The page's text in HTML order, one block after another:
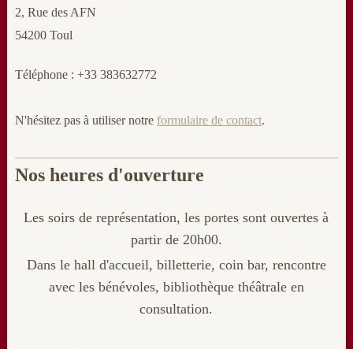
2, Rue des AFN
54200 Toul
Téléphone : +33 383632772
N'hésitez pas à utiliser notre formulaire de contact.
Nos heures d'ouverture
Les soirs de représentation, les portes sont ouvertes à
partir de 20h00.
Dans le hall d'accueil, billetterie, coin bar, rencontre
avec les bénévoles, bibliothèque théâtrale en
consultation.